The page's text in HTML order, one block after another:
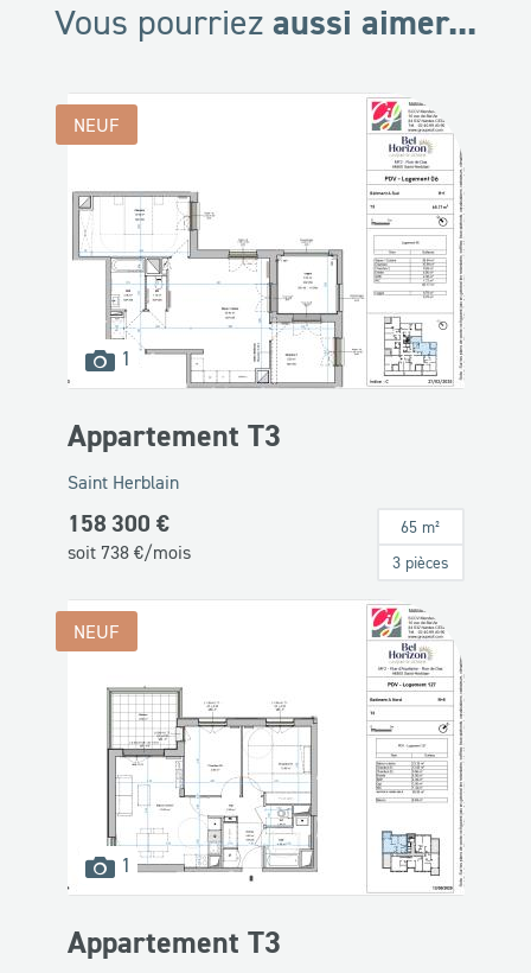
Vous pourriez aussi aimer...
1 images
disponibles
NEUF
Appartement T3
Saint Herblain
158 300 €
soit 738€/mois
65 m²
3 pièces
1 images
disponibles
NEUF
Appartement T3